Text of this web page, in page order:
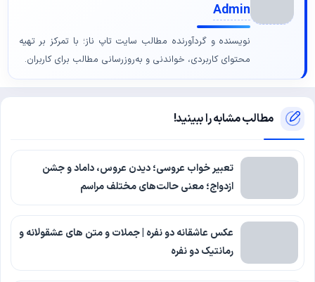
Admin
نویسنده و گردآورنده مطالب سایت تاپ ناز؛ با تمرکز بر تهیه
محتوای کاربردی، خواندنی و به‌روزرسانی مطالب برای کاربران.
مطالب مشابه را ببینید!
تعبیر خواب عروسی؛ دیدن عروس، داماد و جشن
ازدواج؛ معنی حالت‌های مختلف مراسم
عکس عاشقانه دو نفره | جملات و متن های عشقولانه و
رمانتیک دو نفره